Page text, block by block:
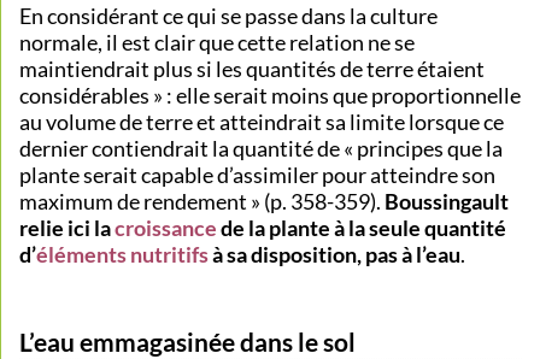
En considérant ce qui se passe dans la culture
normale, il est clair que cette relation ne se
maintiendrait plus si les quantités de terre étaient
considérables » : elle serait moins que proportionnelle
au volume de terre et atteindrait sa limite lorsque ce
dernier contiendrait la quantité de « principes que la
plante serait capable d’assimiler pour atteindre son
maximum de rendement » (p. 358-359). Boussingault
relie ici lacroissancede la plante à la seule quantité
d’éléments nutritifsà sa disposition, pas à l’eau.
L’eau emmagasinée dans le sol